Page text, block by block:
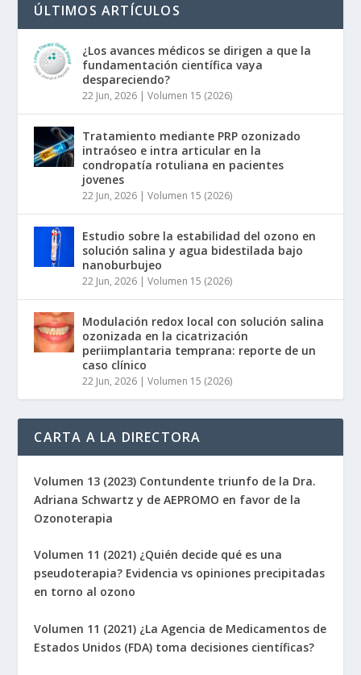
ÚLTIMOS ARTÍCULOS
¿Los avances médicos se dirigen a que la
fundamentación científica vaya
despareciendo?
22 Jun, 2026 |Volumen 15 (2026)
Tratamiento mediante PRP ozonizado
intraóseo e intra articular en la
condropatía rotuliana en pacientes
jovenes
22 Jun, 2026 |Volumen 15 (2026)
Estudio sobre la estabilidad del ozono en
solución salina y agua bidestilada bajo
nanoburbujeo
22 Jun, 2026 |Volumen 15 (2026)
Modulación redox local con solución salina
ozonizada en la cicatrización
periimplantaria temprana: reporte de un
caso clínico
22 Jun, 2026 |Volumen 15 (2026)
CARTA A LA DIRECTORA
Volumen 13 (2023) Contundente triunfo de la Dra.
Adriana Schwartz y de AEPROMO en favor de la
Ozonoterapia
Volumen 11 (2021) ¿Quién decide qué es una
pseudoterapia? Evidencia vs opiniones precipitadas
en torno al ozono
Volumen 11 (2021) ¿La Agencia de Medicamentos de
Estados Unidos (FDA) toma decisiones científicas?